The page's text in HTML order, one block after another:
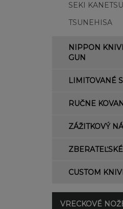
SEKI
TSUNEHISA
NIPPON
GUN
LIMITOVANÉ
RUČNE
ZÁŽITKOVÝ
CUSTOM
VRECKOVÉ